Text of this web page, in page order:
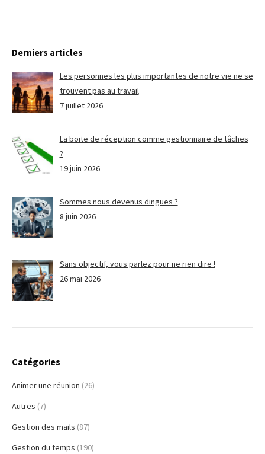
Derniers articles
Les personnes les plus importantes de notre vie ne se
trouvent pas au travail
7 juillet 2026
La boite de réception comme gestionnaire de tâches
?
19 juin 2026
Sommes nous devenus dingues ?
8 juin 2026
Sans objectif, vous parlez pour ne rien dire !
26 mai 2026
Catégories
Animer une réunion (26)
Autres (7)
Gestion des mails (87)
Gestion du temps (190)